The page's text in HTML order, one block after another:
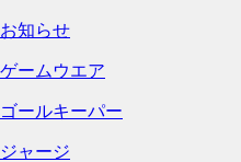
お知らせ
ゲームウエア
ゴールキーパー
ジャージ